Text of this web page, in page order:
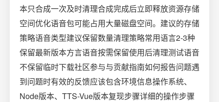
本只合成一次及时清理合成完成后立即释放资源存储
空间优化语音包可能占用大量磁盘空间。建议的存储
策略语音类型建议保留数量清理策略常用语言2-3种
保留最新版本方言语音按需保留使用后清理测试语音
不保留临时下载社区参与与贡献指南如何报告问题遇
到问题时有效的反馈应该包含环境信息操作系统、
Node版本、TTS-Vue版本复现步骤详细的操作步骤